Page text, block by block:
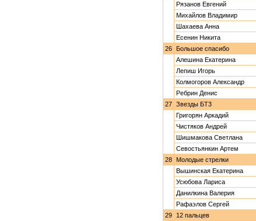
Рязанов Евгений
Михайлов Владимир
Шахаева Анна
Есенин Никита
26 Большое спасибо
Алешина Екатерина
Лепиш Игорь
Колмогоров Александр
Ребрин Денис
27 Звезды БТ3
Григорян Аркадий
Чистяков Андрей
Шишмакова Светлана
Севостьянкин Артем
28 Молодые стрелки
Вышинская Екатерина
Усюбова Лариса
Данилкина Валерия
Рафаэлов Сергей
29
12 пальцев